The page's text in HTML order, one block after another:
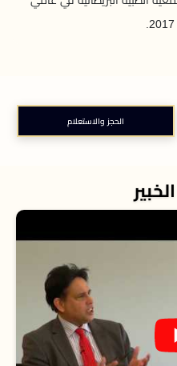
الحجز والاستعلام